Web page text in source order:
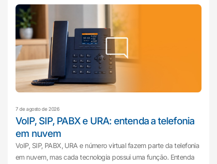
7 de agosto de 2026
VoIP, SIP, PABX e URA: entenda a telefonia
em nuvem
VoIP, SIP, PABX, URA e número virtual fazem parte da telefonia
em nuvem, mas cada tecnologia possui uma função. Entenda